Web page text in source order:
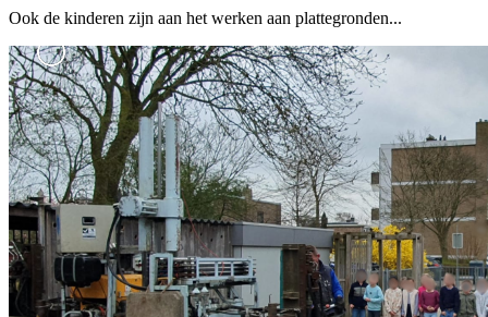
Ook de kinderen zijn aan het werken aan plattegronden...